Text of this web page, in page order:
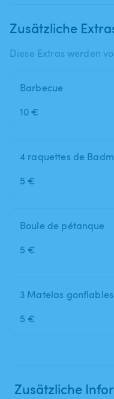
Zusätzliche
Diese Extras werden
Barbecue
10 €
4 raquettes de
5 €
Boule de pétanque
5 €
3 Matelas gonflables
5 €
Zusätzliche